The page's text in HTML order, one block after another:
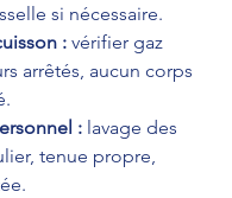
si nécessaire.
: vérifier gaz
arrêtés, aucun corps
: lavage des
tenue propre,